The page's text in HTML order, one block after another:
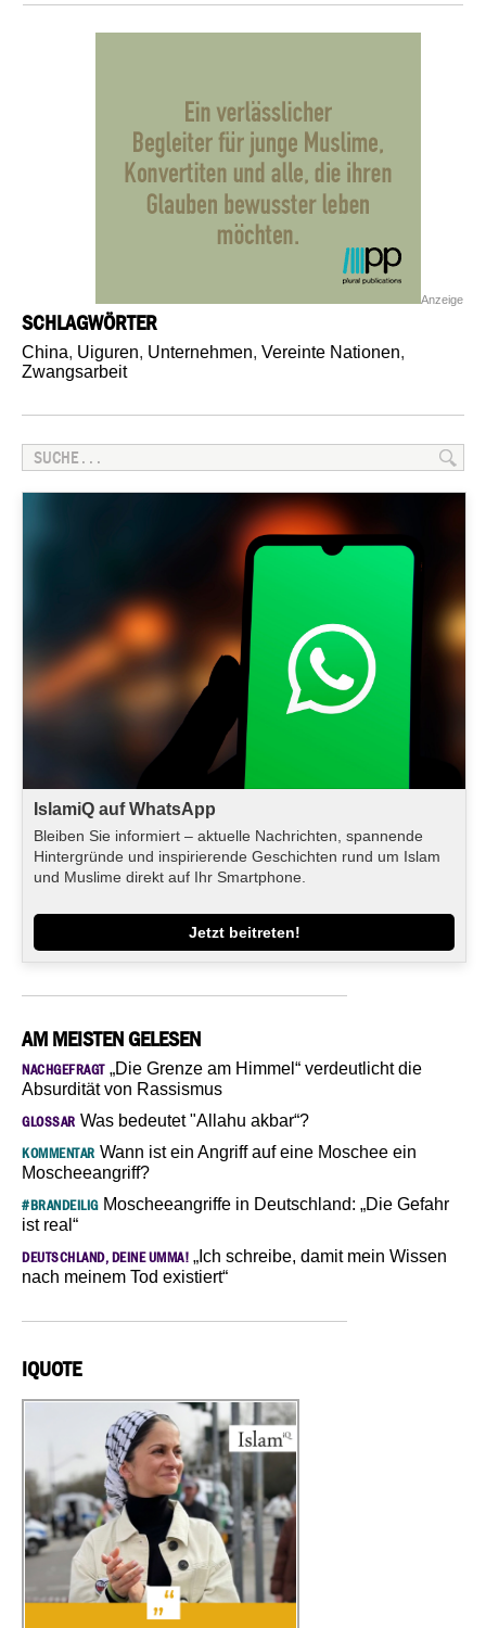
Anzeige
SCHLAGWÖRTER
China, Uiguren, Unternehmen, Vereinte Nationen,
Zwangsarbeit
IslamiQ auf WhatsApp
Bleiben Sie informiert – aktuelle Nachrichten, spannende
Hintergründe und inspirierende Geschichten rund um Islam
und Muslime direkt auf Ihr Smartphone.
Jetzt beitreten!
AM MEISTEN GELESEN
NACHGEFRAGT„Die Grenze am Himmel“ verdeutlicht die
Absurdität von Rassismus
GLOSSAR Was bedeutet "Allahu akbar“?
KOMMENTAR Wann ist ein Angriff auf eine Moschee ein
Moscheeangriff?
#BRANDEILIGMoscheeangriffe in Deutschland: „Die Gefahr
ist real“
DEUTSCHLAND, DEINE UMMA! „Ich schreibe, damit mein Wissen
nach meinem Tod existiert“
IQUOTE